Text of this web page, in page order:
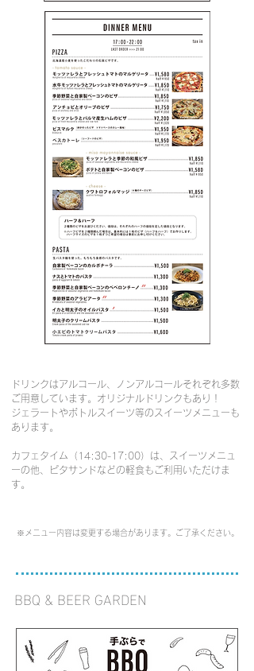
ドリンクはアルコール、ノンアルコールそれぞれ多数
ご用意しています。オリジナルドリンクもあり！
​ジェラートやボトルスイーツ等のスイーツメニューも
あります。
​カフェタイム（14:30-17:00）は、スイーツメニュ
ーの他、ピタサンドなどの軽食もご利用いただけま
す。
※メニュー内容は変更する場合があります。ご了承ください。
BBQ & BEER GARDEN